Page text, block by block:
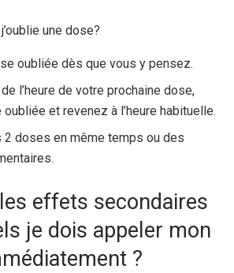
une dose?
oubliée dès que vous y pensez.
l’heure de votre prochaine dose,
et revenez à l’heure habituelle.
2 doses en même temps ou des
effets secondaires
je dois appeler mon
?